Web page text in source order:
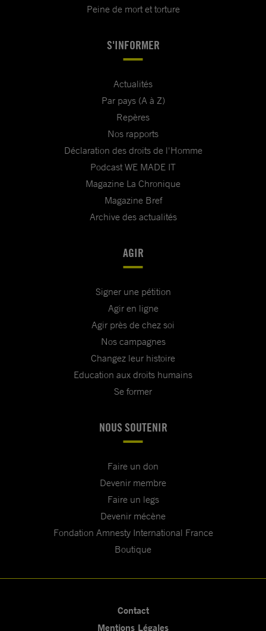
Peine de mort et torture
S'INFORMER
Actualités
Par pays (A à Z)
Repères
Nos rapports
Déclaration des droits de l'Homme
Podcast WE MADE IT
Magazine La Chronique
Magazine Bref
Archive des actualités
AGIR
Signer une pétition
Agir en ligne
Agir près de chez soi
Nos campagnes
Changez leur histoire
Education aux droits humains
Se former
NOUS SOUTENIR
Faire un don
Devenir membre
Faire un legs
Devenir mécène
Fondation Amnesty International France
Boutique
Contact
Mentions Légales